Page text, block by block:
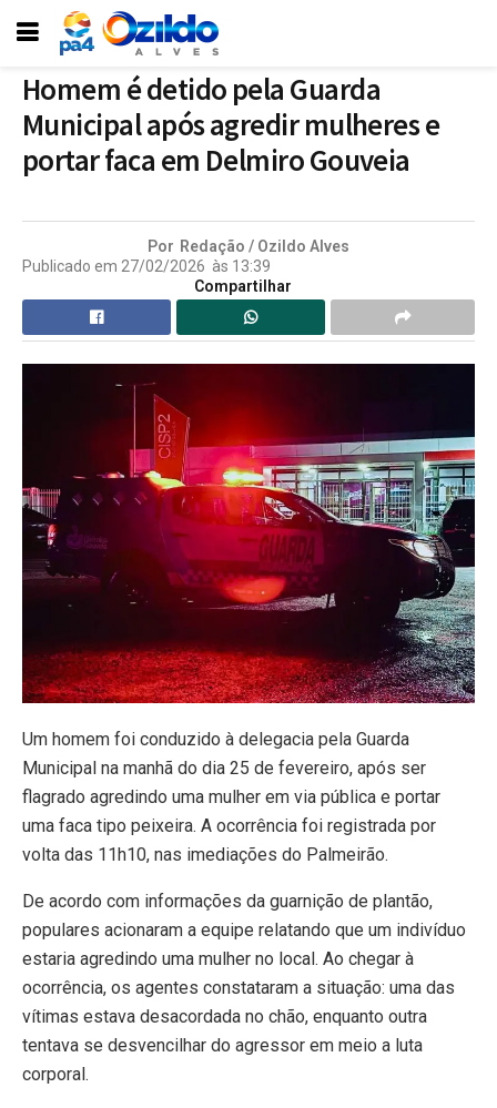
Homem é detido pela Guarda
Municipal após agredir mulheres e
portar faca em Delmiro Gouveia
Por Redação / Ozildo Alves
Publicado em 27/02/2026 às 13:39
Compartilhar
Um homem foi conduzido à delegacia pela Guarda
Municipal na manhã do dia 25 de fevereiro, após ser
flagrado agredindo uma mulher em via pública e portar
uma faca tipo peixeira. A ocorrência foi registrada por
volta das 11h10, nas imediações do Palmeirão.
De acordo com informações da guarnição de plantão,
populares acionaram a equipe relatando que um indivíduo
estaria agredindo uma mulher no local. Ao chegar à
ocorrência, os agentes constataram a situação: uma das
vítimas estava desacordada no chão, enquanto outra
tentava se desvencilhar do agressor em meio a luta
corporal.